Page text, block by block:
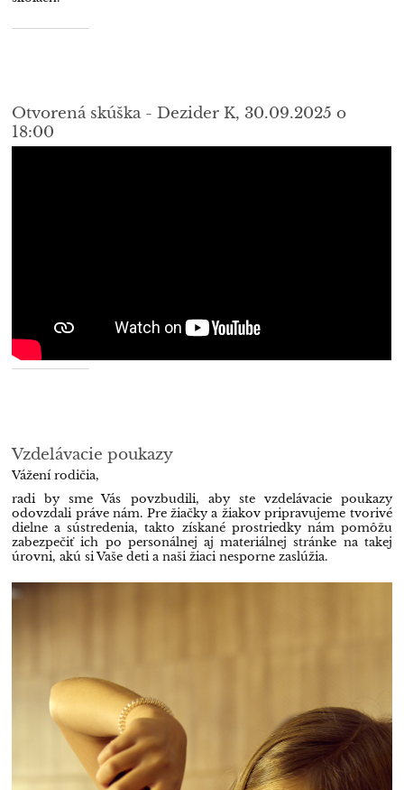
Otvorená skúška - Dezider K, 30.09.2025 o
18:00
Vzdelávacie poukazy
Vážení rodičia,
radi by sme Vás povzbudili, aby ste vzdelávacie poukazy
odovzdali práve nám. Pre žiačky a žiakov pripravujeme tvorivé
dielne a sústredenia, takto získané prostriedky nám pomôžu
zabezpečiť ich po personálnej aj materiálnej stránke na takej
úrovni, akú si Vaše deti a naši žiaci nesporne zaslúžia.